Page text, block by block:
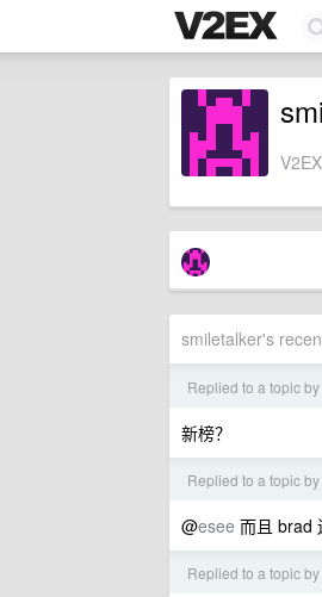
smiletalker's
Replied to a topic by
新榜？
Replied to a topic by
@esee 而且 brad
Replied to a topic by